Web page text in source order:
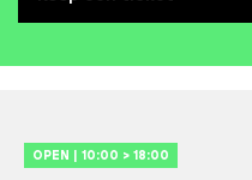
OPEN | 10:00 > 18:00